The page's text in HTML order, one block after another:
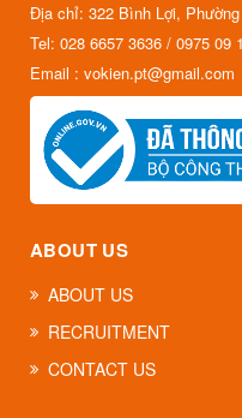
Địa chỉ: 322 Bình Lợi,
Tel: 028 6657 3636 / 0975 09
Email : vokien.pt@gmail.com
ABOUT US
ABOUT US
RECRUITMENT
CONTACT US